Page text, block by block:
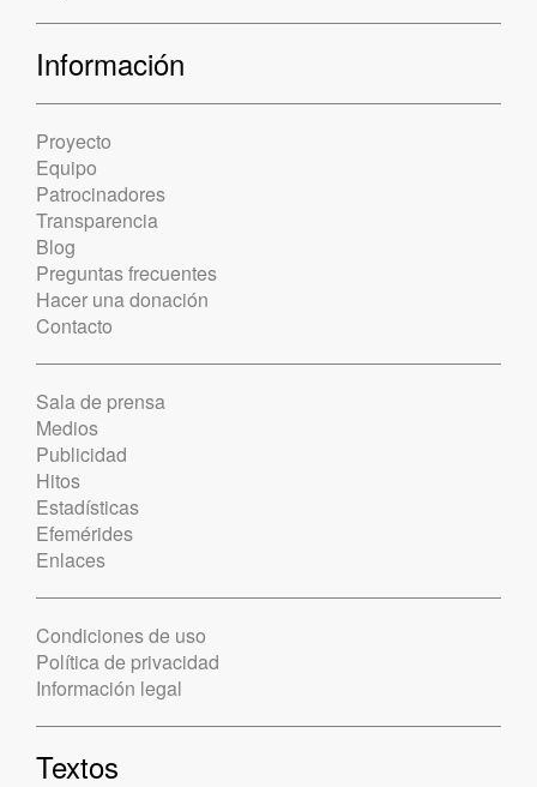
Información
Proyecto
Equipo
Patrocinadores
Transparencia
Blog
Preguntas frecuentes
Hacer una donación
Contacto
Sala de prensa
Medios
Publicidad
Hitos
Estadísticas
Efemérides
Enlaces
Condiciones de uso
Política de privacidad
Información legal
Textos